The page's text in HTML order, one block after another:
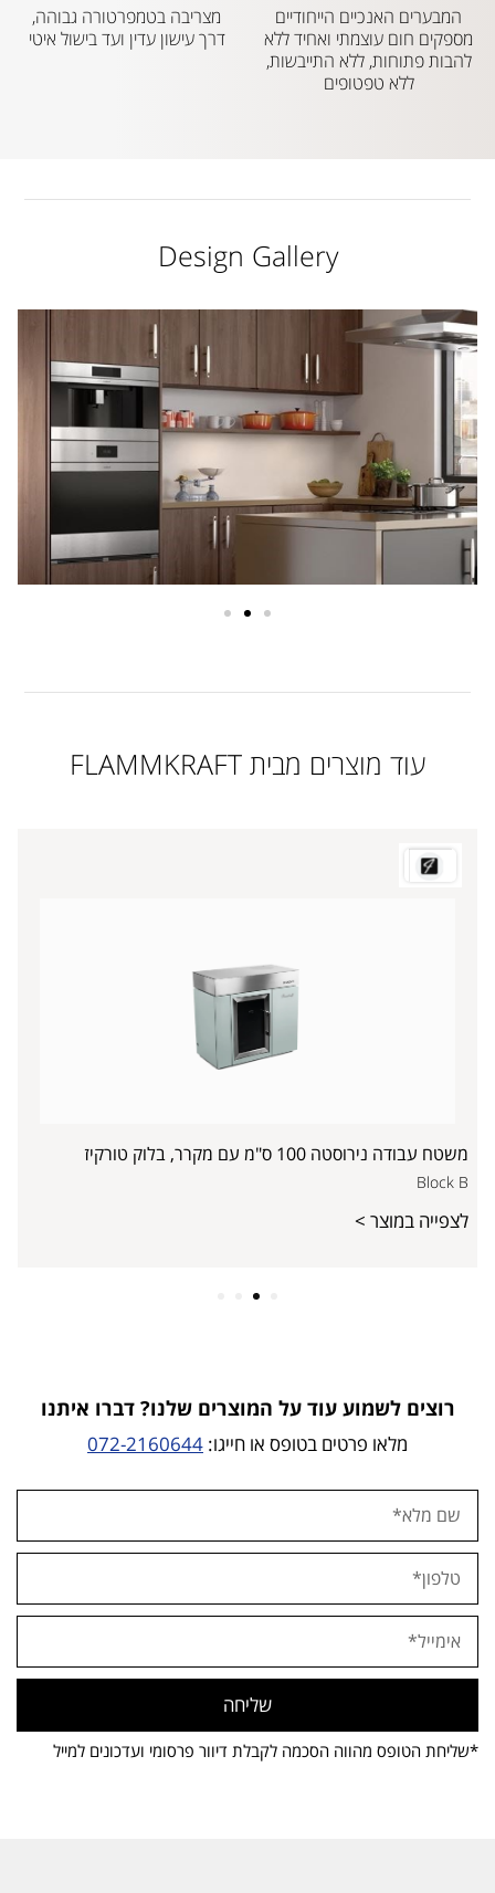
המבערים האנכיים הייחודיים
מספקים חום עוצמתי ואחיד ללא
להבות פתוחות, ללא התייבשות,
ללא טפטופים
מצריבה בטמפרטורה גבוהה,
דרך עישון עדין ועד בישול איטי
Design Gallery
עוד מוצרים מבית FLAMMKRAFT
משטח עבודה נירוסטה 100 ס"מ עם מקרר, בלוק טורקיז
Block B
לצפייה במוצר >
רוצים לשמוע עוד על המוצרים שלנו? דברו איתנו
מלאו פרטים בטופס או חייגו: 072-2160644
שליחה
*שליחת הטופס מהווה הסכמה לקבלת דיוור פרסומי ועדכונים למייל